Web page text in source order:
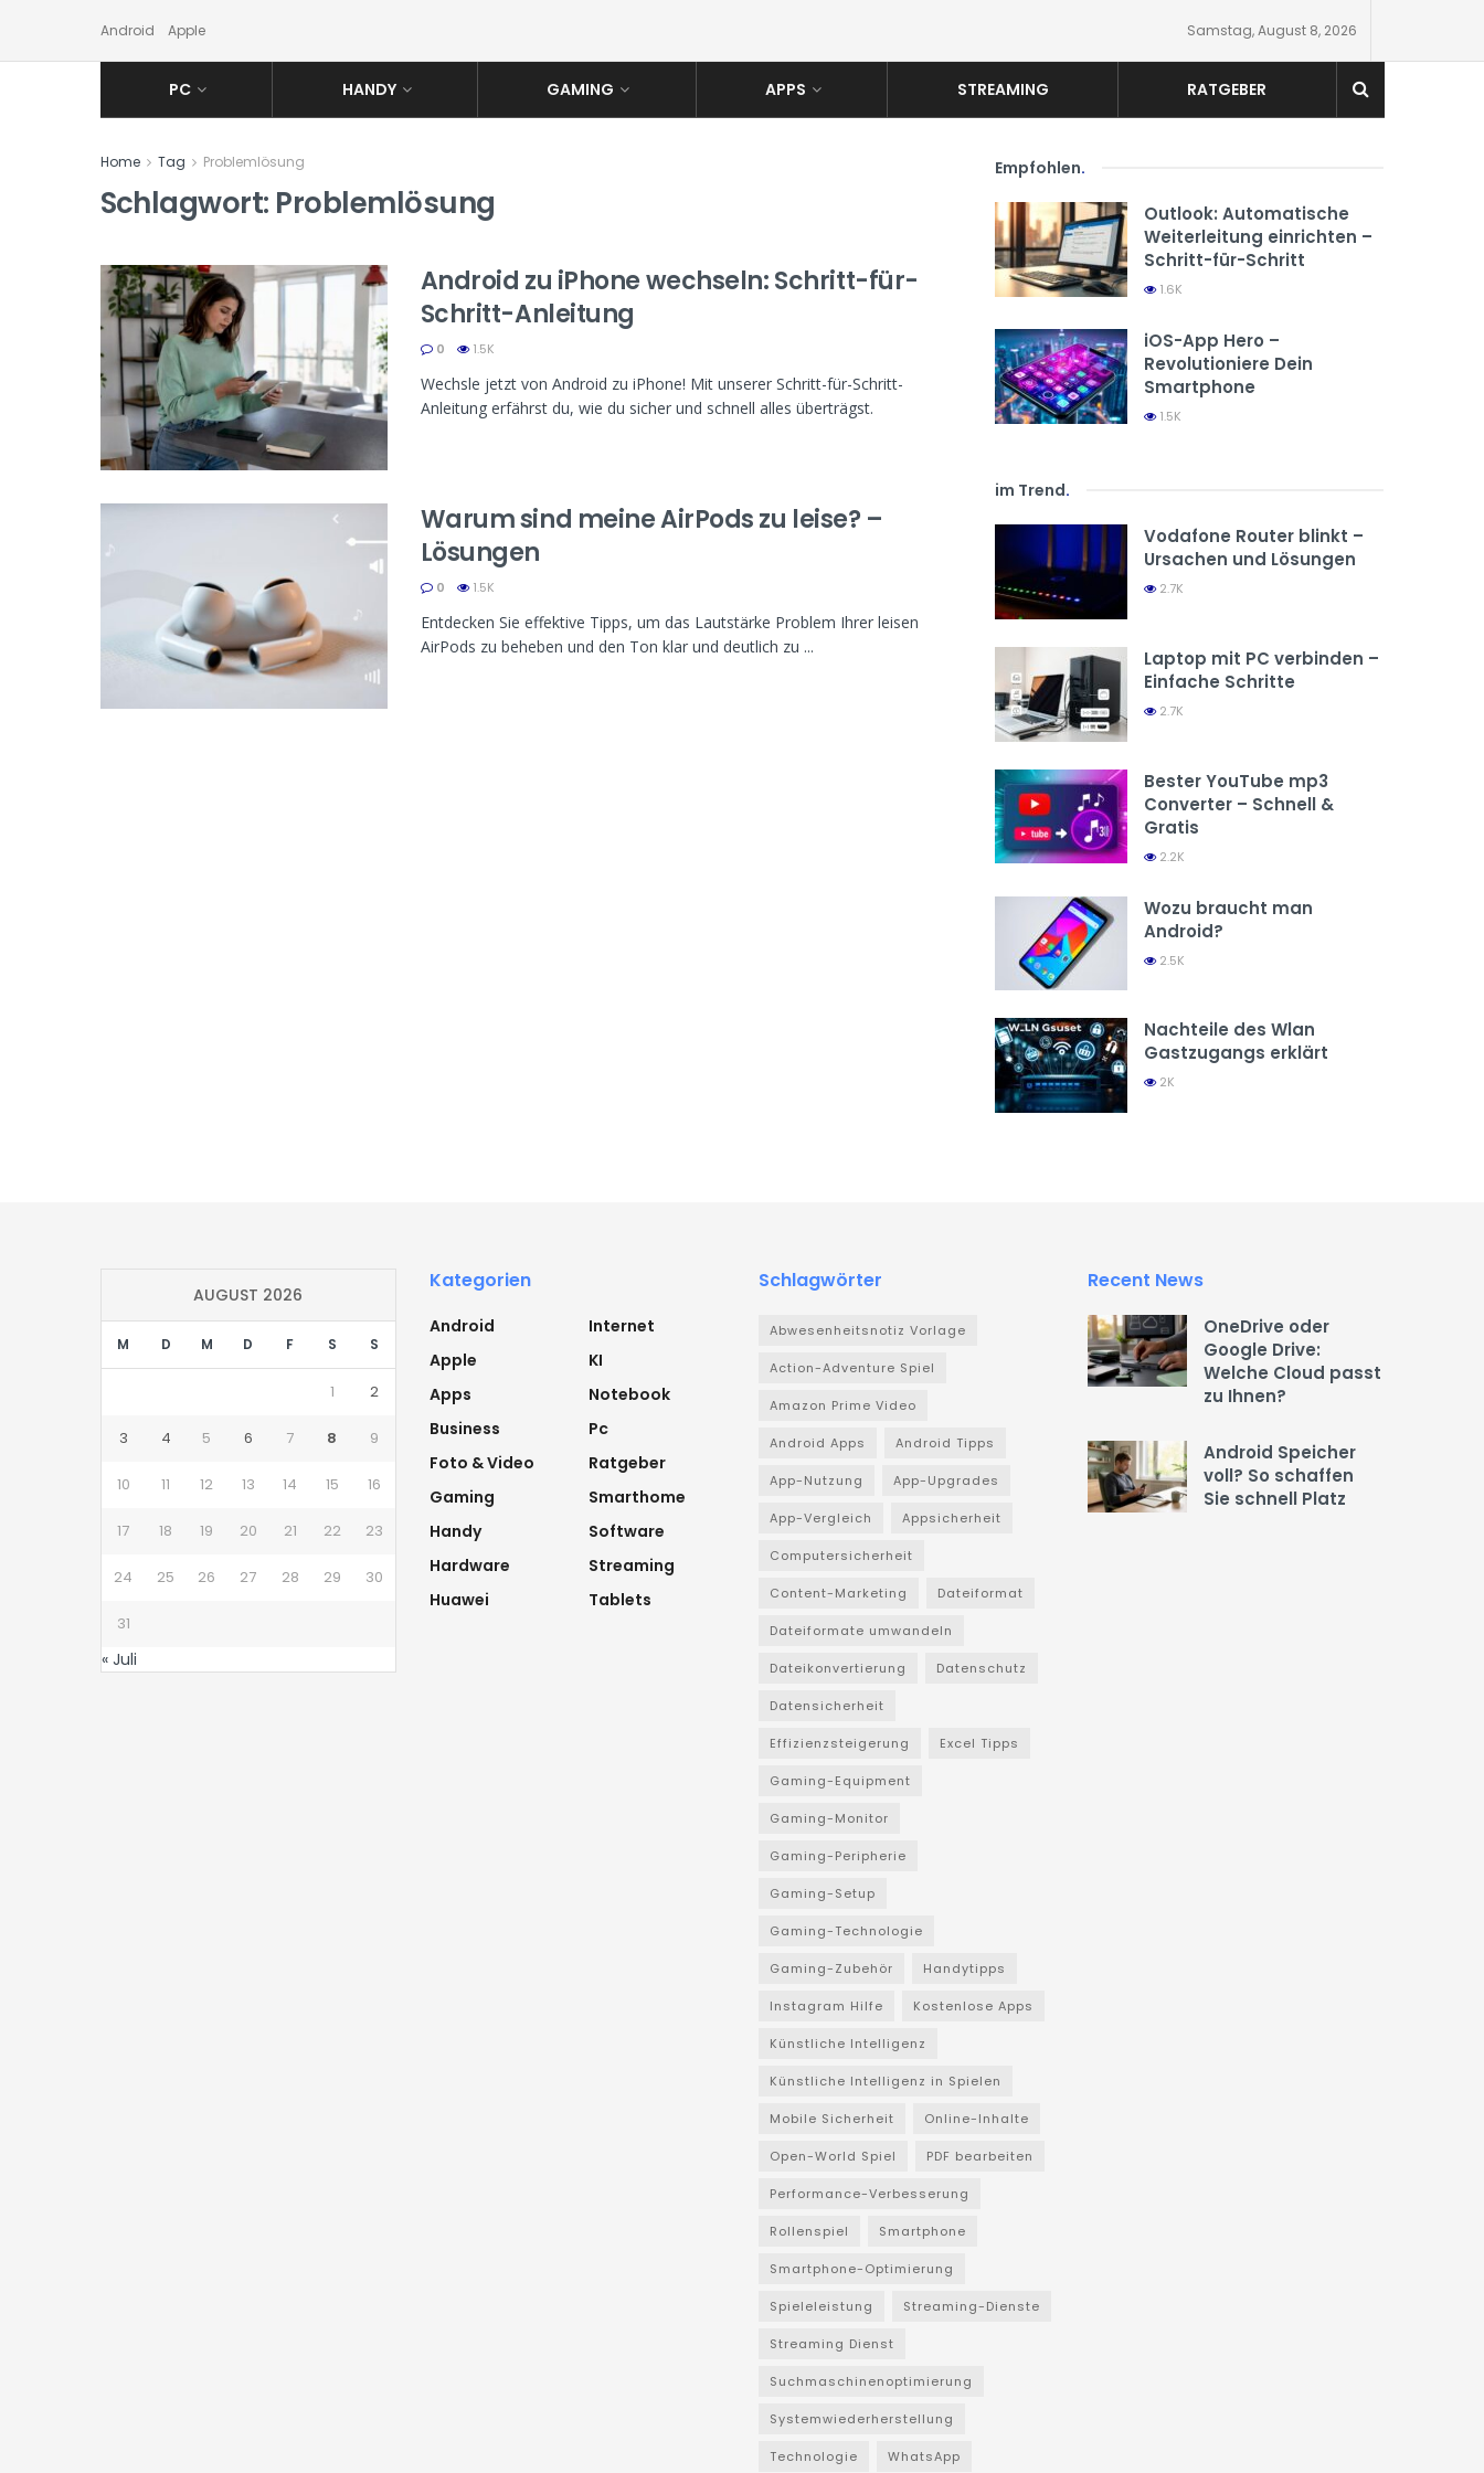
Android Apple Samstag, August 8, 2026
PC HANDY GAMING APPS STREAMING RATGEBER
Home Tag Problemlösung
Schlagwort: Problemlösung
Android zu iPhone wechseln: Schritt-für-
Schritt-Anleitung
0 1.5K
Wechsle jetzt von Android zu iPhone! Mit unserer Schritt-für-Schritt-
Anleitung erfährst du, wie du sicher und schnell alles überträgst.
Warum sind meine AirPods zu leise? –
Lösungen
0 1.5K
Entdecken Sie effektive Tipps, um das Lautstärke Problem Ihrer leisen
AirPods zu beheben und den Ton klar und deutlich zu ...
Empfohlen.
Outlook: Automatische
Weiterleitung einrichten –
Schritt-für-Schritt
1.6K
iOS-App Hero –
Revolutioniere Dein
Smartphone
1.5K
im Trend.
Vodafone Router blinkt –
Ursachen und Lösungen
2.7K
Laptop mit PC verbinden –
Einfache Schritte
2.7K
Bester YouTube mp3
Converter – Schnell &
Gratis
2.2K
Wozu braucht man
Android?
2.5K
Nachteile des Wlan
Gastzugangs erklärt
2K
AUGUST 2026
M D M D F S S
1 2
3 4 5 6 7 8 9
10 11 12 13 14 15 16
17 18 19 20 21 22 23
24 25 26 27 28 29 30
31
« Juli
Kategorien
Android
Apple
Apps
Business
Foto & Video
Gaming
Handy
Hardware
Huawei
Internet
KI
Notebook
Pc
Ratgeber
Smarthome
Software
Streaming
Tablets
Schlagwörter
Abwesenheitsnotiz Vorlage
Action-Adventure Spiel
Amazon Prime Video
Android Apps Android Tipps
App-Nutzung App-Upgrades
App-Vergleich Appsicherheit
Computersicherheit
Content-Marketing Dateiformat
Dateiformate umwandeln
Dateikonvertierung Datenschutz
Datensicherheit
Effizienzsteigerung Excel Tipps
Gaming-Equipment
Gaming-Monitor
Gaming-Peripherie
Gaming-Setup
Gaming-Technologie
Gaming-Zubehör Handytipps
Instagram Hilfe Kostenlose Apps
Künstliche Intelligenz
Künstliche Intelligenz in Spielen
Mobile Sicherheit Online-Inhalte
Open-World Spiel PDF bearbeiten
Performance-Verbesserung
Rollenspiel Smartphone
Smartphone-Optimierung
Spieleleistung Streaming-Dienste
Streaming Dienst
Suchmaschinenoptimierung
Systemwiederherstellung
Technologie WhatsApp
Recent News
OneDrive oder
Google Drive:
Welche Cloud passt
zu Ihnen?
Android Speicher
voll? So schaffen
Sie schnell Platz